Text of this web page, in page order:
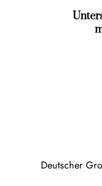
Deutscher